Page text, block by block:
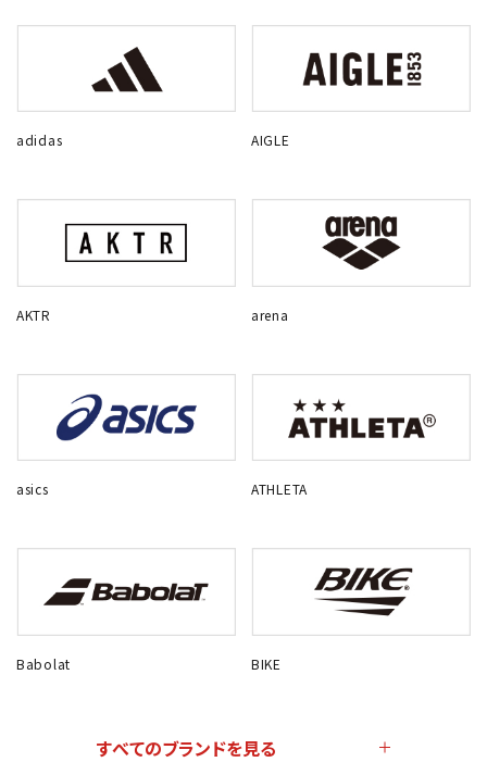
adidas AIGLE
AKTR arena
asics ATHLETA
Babolat BIKE
すべてのブランドを見る